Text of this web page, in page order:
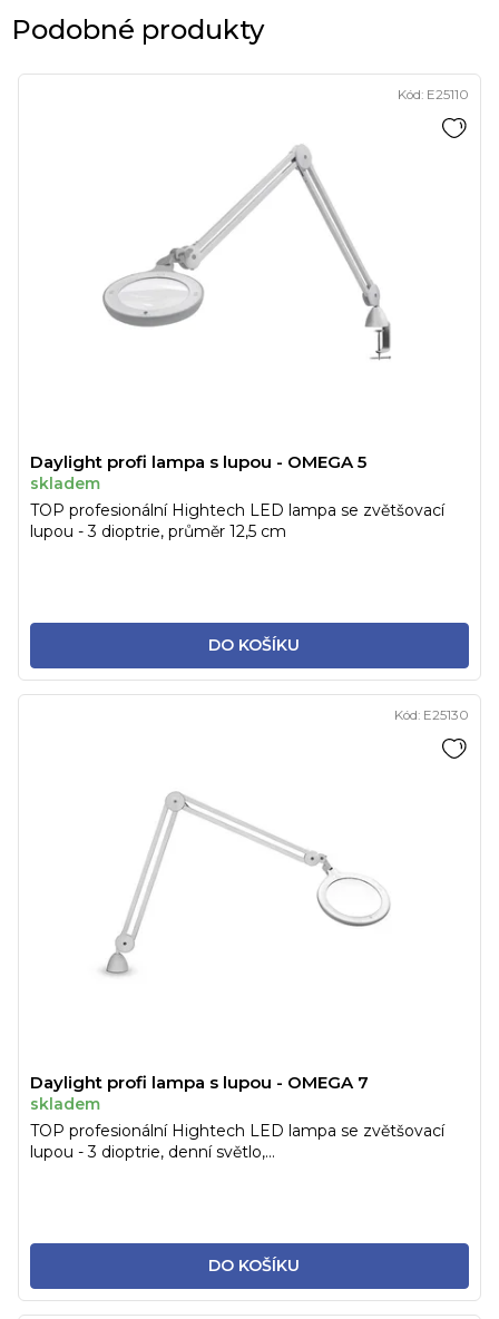
Podobné produkty
Daylight profi lampa s lupou - OMEGA 5
skladem
DO KOŠÍKU
TOP profesionální Hightech LED lampa se zvětšovací
lupou - 3 dioptrie, průměr 12,5 cm
Kód: E25110
Daylight profi lampa s lupou - OMEGA 7
skladem
DO KOŠÍKU
TOP profesionální Hightech LED lampa se zvětšovací
lupou - 3 dioptrie, denní světlo,...
Kód: E25130